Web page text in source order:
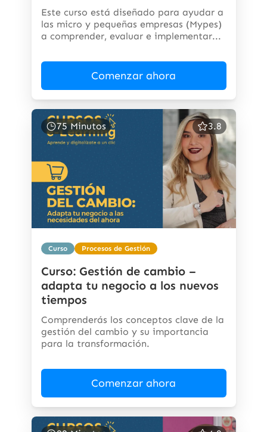
Este curso está diseñado para ayudar a
las micro y pequeñas empresas (Mypes)
a comprender, evaluar e implementar...
Comenzar ahora
75 Minutos 3.8
Curso Procesos de Gestión
Curso: Gestión de cambio –
adapta tu negocio a los nuevos
tiempos
Comprenderás los conceptos clave de la
gestión del cambio y su importancia
para la transformación.
Comenzar ahora